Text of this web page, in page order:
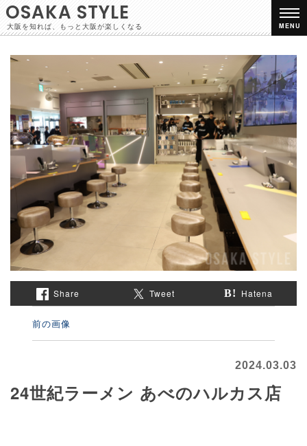
OSAKA STYLE
大阪を知れば、もっと大阪が楽しくなる MENU
Share Tweet Hatena
前の画像
2024.03.03
24世紀ラーメン あべのハルカス店